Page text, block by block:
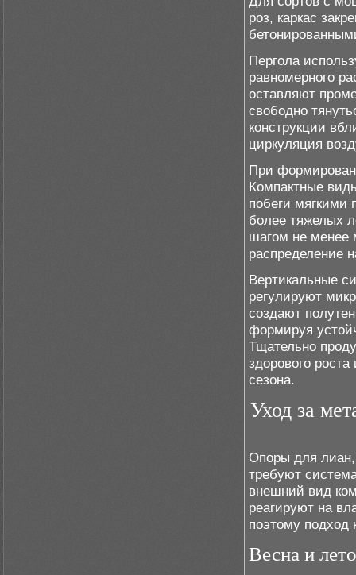
роз, каркас
Пергола
равномерного
оставляют
свободно
конструкции
циркуляция
При
Компактные
побеги мягкими
более тяжелых
шагом не менее
распределение
Вертикальные
регулируют
создают
формируя
Тщательно
здорового
сезона.
Уход за
Опоры для лиан,
требуют
внешний вид
реагируют на
поэтому подход
Весна и лето